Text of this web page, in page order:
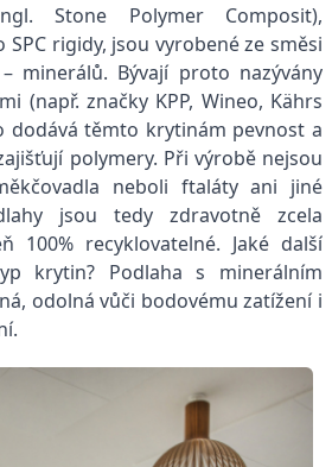
Stone Polymer Composit),
SPC rigidy, jsou vyrobené ze směsi
minerálů. Bývají proto nazývány
(např. značky KPP, Wineo, Kährs
dodává těmto krytinám pevnost a
polymery. Při výrobě nejsou
neboli ftaláty ani jiné
jsou tedy zdravotně zcela
100% recyklovatelné. Jaké další
krytin? Podlaha s minerálním
odolná vůči bodovému zatížení i